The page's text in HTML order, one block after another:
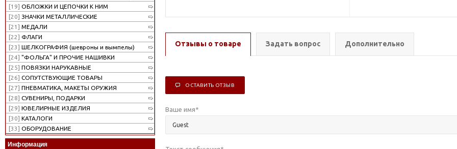
[19] ОБЛОЖКИ И ЦЕПОЧКИ К НИМ
[20] ЗНАЧКИ МЕТАЛЛИЧЕСКИЕ
[21] МЕДАЛИ
[22] ФЛАГИ
[23] ШЕЛКОГРАФИЯ (шевроны и вымпелы)
[24] "ФОЛЬГА" И ПРОЧИЕ НАШИВКИ
[25] ПОВЯЗКИ НАРУКАВНЫЕ
[26] СОПУТСТВУЮЩИЕ ТОВАРЫ
[27] ПНЕВМАТИКА, МАКЕТЫ ОРУЖИЯ
[28] СУВЕНИРЫ, ПОДАРКИ
[29] ЮВЕЛИРНЫЕ ИЗДЕЛИЯ
[30] КАТАЛОГИ
[33] ОБОРУДОВАНИЕ
Информация
Отзывы о товаре Задать вопрос Дополнительно
ОСТАВИТЬ ОТЗЫВ
Ваше имя*